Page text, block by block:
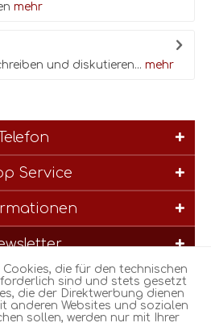
mehr
und diskutieren... mehr
Telefon
Service
zzgl.Versandkostenund
wenn nicht anders beschrieben
Cookies, die für den technischen
sind und stets gesetzt
die der Direktwerbung dienen
anderen Websites und sozialen
sollen, werden nur mit Ihrer